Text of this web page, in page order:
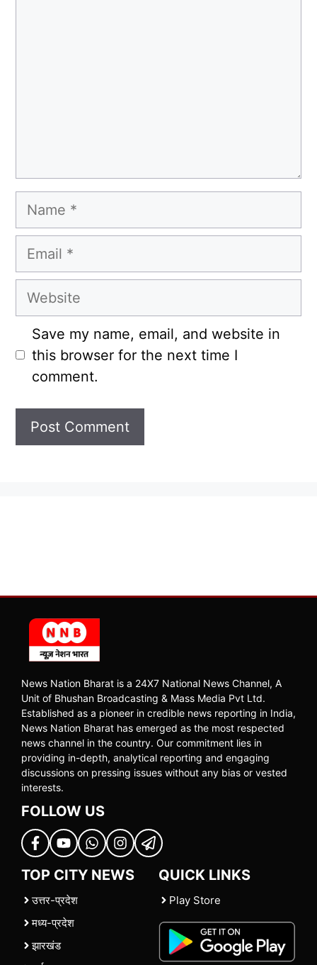
Name
Email
Website
Save my name, email, and website in
this browser for the next time I
comment.
News Nation Bharat is a 24X7 National News Channel, A
Unit of Bhushan Broadcasting & Mass Media Pvt Ltd.
Established as a pioneer in credible news reporting in India,
News Nation Bharat has emerged as the most respected
news channel in the country. Our commitment lies in
providing in-depth, analytical reporting and engaging
discussions on pressing issues without any bias or vested
interests.
FOLLOW US
TOP CITY NEWS
उत्तर-प्रदेश
मध्य-प्रदेश
झारखंड
QUICK LINKS
Play Store